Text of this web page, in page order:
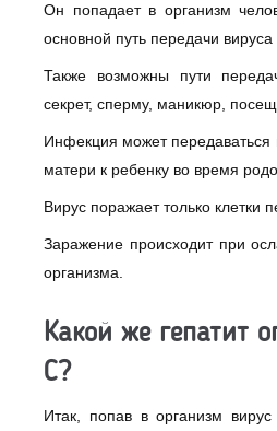
Он попадает в организм
основной путь передачи вируса
Также возможны пути
секрет, сперму, маникюр,
Инфекция может передаваться
матери к ребенку во время
Вирус поражает только клетки
Заражение происходит при
организма.
Какой же гепатит
С?
Итак, попав в организм